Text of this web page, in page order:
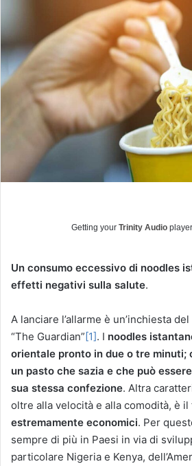
v
i
a
u
n
e
m
i
Getting your Trinity Audio
Un consumo eccessivo di noodles
effetti negativi sulla salute.
A lanciare l’allarme è un’inchiesta
“The Guardian”[1]. I noodles
orientale pronto in due o tre minuti;
un pasto che sazia e che può
sua stessa confezione. Altra
oltre alla velocità e alla comodità, è
estremamente economici. Per
sempre di più in Paesi in via di
particolare Nigeria e Kenya,